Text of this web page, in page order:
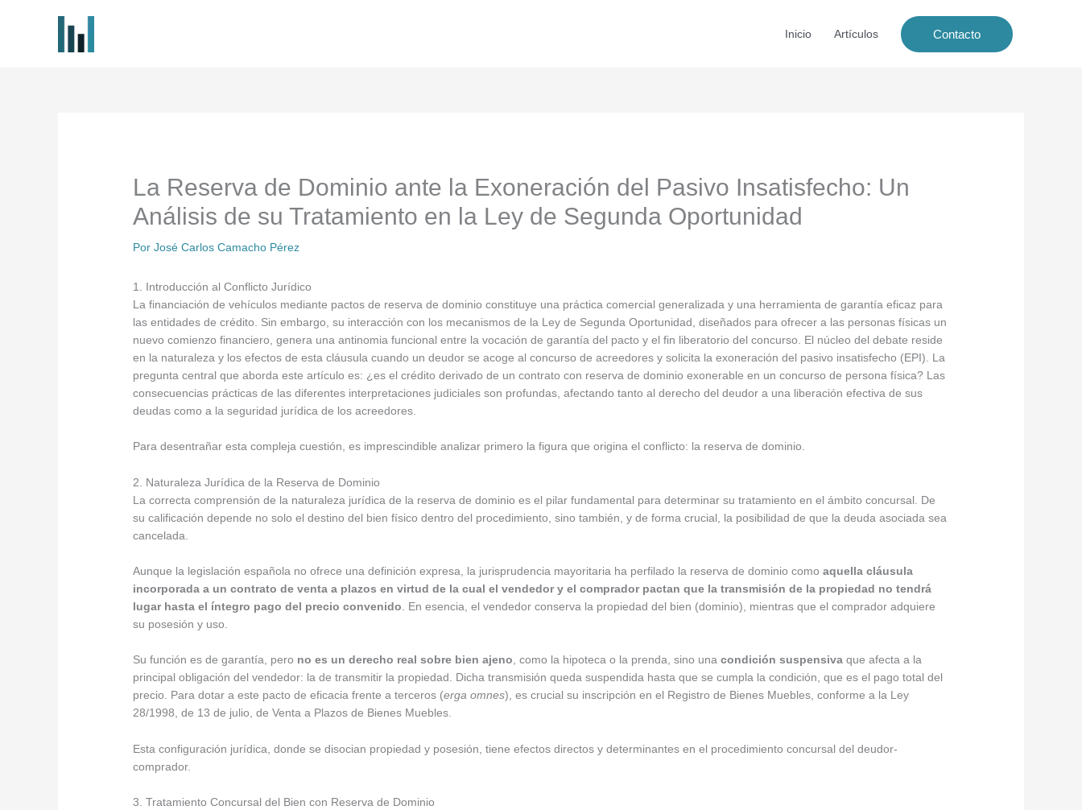
Inicio Artículos Contacto
La Reserva de Dominio ante la Exoneración del Pasivo Insatisfecho: Un
Análisis de su Tratamiento en la Ley de Segunda Oportunidad
PorJosé Carlos Camacho Pérez
1. Introducción al Conflicto Jurídico
La financiación de vehículos mediante pactos de reserva de dominio constituye una práctica comercial generalizada y una herramienta de garantía eficaz para
las entidades de crédito. Sin embargo, su interacción con los mecanismos de la Ley de Segunda Oportunidad, diseñados para ofrecer a las personas físicas un
nuevo comienzo financiero, genera una antinomia funcional entre la vocación de garantía del pacto y el fin liberatorio del concurso. El núcleo del debate reside
en la naturaleza y los efectos de esta cláusula cuando un deudor se acoge al concurso de acreedores y solicita la exoneración del pasivo insatisfecho (EPI). La
pregunta central que aborda este artículo es: ¿es el crédito derivado de un contrato con reserva de dominio exonerable en un concurso de persona física? Las
consecuencias prácticas de las diferentes interpretaciones judiciales son profundas, afectando tanto al derecho del deudor a una liberación efectiva de sus
deudas como a la seguridad jurídica de los acreedores.
Para desentrañar esta compleja cuestión, es imprescindible analizar primero la figura que origina el conflicto: la reserva de dominio.
2. Naturaleza Jurídica de la Reserva de Dominio
La correcta comprensión de la naturaleza jurídica de la reserva de dominio es el pilar fundamental para determinar su tratamiento en el ámbito concursal. De
su calificación depende no solo el destino del bien físico dentro del procedimiento, sino también, y de forma crucial, la posibilidad de que la deuda asociada sea
cancelada.
Aunque la legislación española no ofrece una definición expresa, la jurisprudencia mayoritaria ha perfilado la reserva de dominio comoaquella cláusula
incorporada a un contrato de venta a plazos en virtud de la cual el vendedor y el comprador pactan que la transmisión de la propiedad no tendrá
lugar hasta el íntegro pago del precio convenido . En esencia, el vendedor conserva la propiedad del bien (dominio), mientras que el comprador adquiere
su posesión y uso.
Su función es de garantía, pero no es un derecho real sobre bien ajeno, como la hipoteca o la prenda, sino unacondición suspensiva que afecta a la
principal obligación del vendedor: la de transmitir la propiedad. Dicha transmisión queda suspendida hasta que se cumpla la condición, que es el pago total del
precio. Para dotar a este pacto de eficacia frente a terceros (erga omnes), es crucial su inscripción en el Registro de Bienes Muebles, conforme a la Ley
28/1998, de 13 de julio, de Venta a Plazos de Bienes Muebles.
Esta configuración jurídica, donde se disocian propiedad y posesión, tiene efectos directos y determinantes en el procedimiento concursal del deudor-
comprador.
3. Tratamiento Concursal del Bien con Reserva de Dominio